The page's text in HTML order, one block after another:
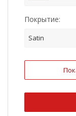
Ral 3009
Ral 8022
Ral 1015
Покрытие:
Satin